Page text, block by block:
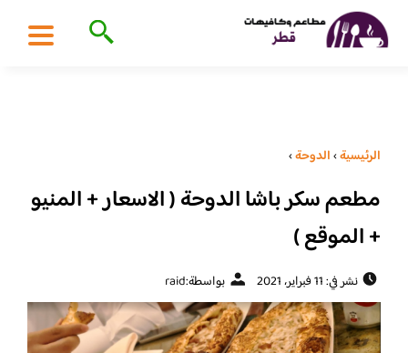
الرئيسية›الدوحة›
مطعم سكر باشا الدوحة ( الاسعار + المنيو
+ الموقع )
نشر في: 11 فبراير، 2021 بواسطة:raid